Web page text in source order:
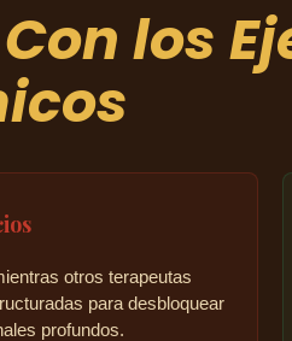
Con los
otros terapeutas
para desbloquear
profundos.